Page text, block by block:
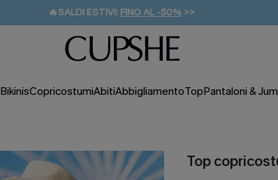
🔥SALDI ESTIVI: FINO AL -50% >>
🚚SPEDIZIONE GRATUITA DA 49€
💌REGALO PER I NUOVI: 20% DI SCONTO*
BikinisCopricostumiAbitiAbbigliamentoTopPantaloni &
Top